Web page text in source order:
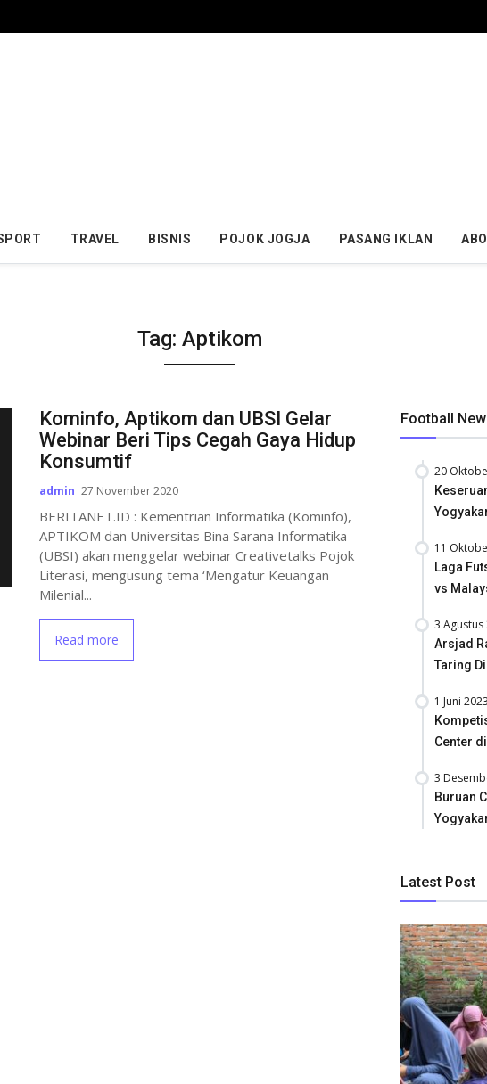
TRAVEL BISNIS POJOK JOGJA PASANG IKLAN
Tag: Aptikom
Kominfo, Aptikom dan UBSI Gelar
Webinar Beri Tips Cegah Gaya Hidup
Konsumtif
admin 27 November 2020
BERITANET.ID : Kementrian Informatika (Kominfo),
APTIKOM dan Universitas Bina Sarana Informatika
(UBSI) akan menggelar webinar Creativetalks Pojok
Literasi, mengusung tema ‘Mengatur Keuangan
Milenial...
Read more
Football
20
11
Laga
vs
3 Agustus
Arsjad
Taring
1 Juni 2023
Center
3
Buruan
Latest Post